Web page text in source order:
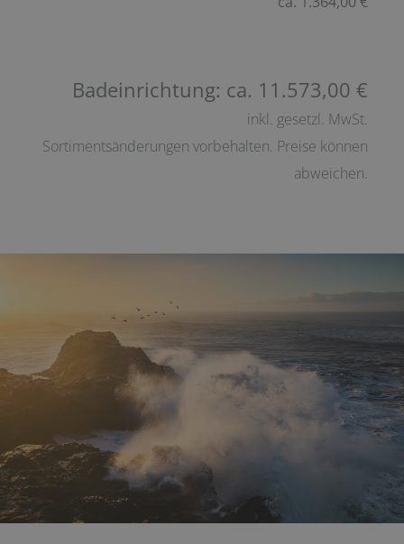
Badeinrichtung: ca. 11.573,00 €
inkl. gesetzl. MwSt.
Sortimentsänderungen vorbehalten. Preise können
abweichen.